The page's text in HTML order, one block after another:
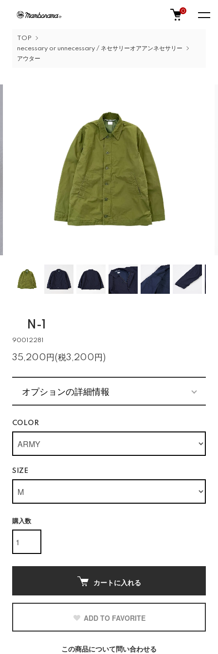
0
TOP
necessary or unnecessary / ネセサリーオアアンネセサリー
アウター
N-1
90012281
35,200円(税3,200円)
オプションの詳細情報
COLOR
SIZE
購入数
カートに入れる
ADD TO FAVORITE
この商品について問い合わせる